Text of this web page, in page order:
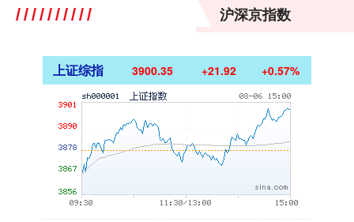
沪深京指数
上证综指 3900.35 +21.92 +0.57%